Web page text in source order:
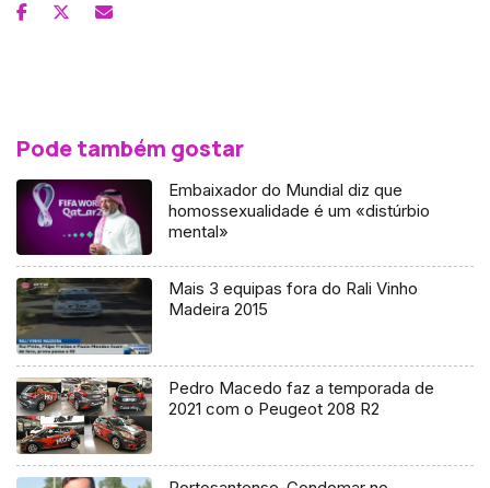
Pode também gostar
Embaixador do Mundial diz que
homossexualidade é um «distúrbio
mental»
Mais 3 equipas fora do Rali Vinho
Madeira 2015
Pedro Macedo faz a temporada de
2021 com o Peugeot 208 R2